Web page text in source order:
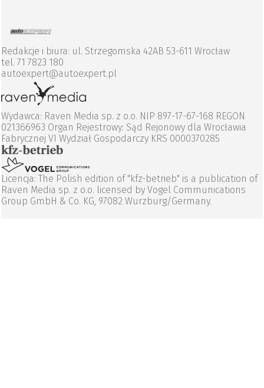
Redakcje i biura: ul. Strzegomska 42AB 53-611 Wrocław
tel. 71 7823 180
autoexpert@autoexpert.pl
Wydawca: Raven Media sp. z o.o. NIP 897-17-67-168 REGON
021366963 Organ Rejestrowy: Sąd Rejonowy dla Wrocławia
Fabrycznej VI Wydział Gospodarczy KRS 0000370285
Licencja: The Polish edition of "kfz-betrieb" is a publication of
Raven Media sp. z o.o. licensed by Vogel Communications
Group GmbH & Co. KG, 97082 Wurzburg/Germany.